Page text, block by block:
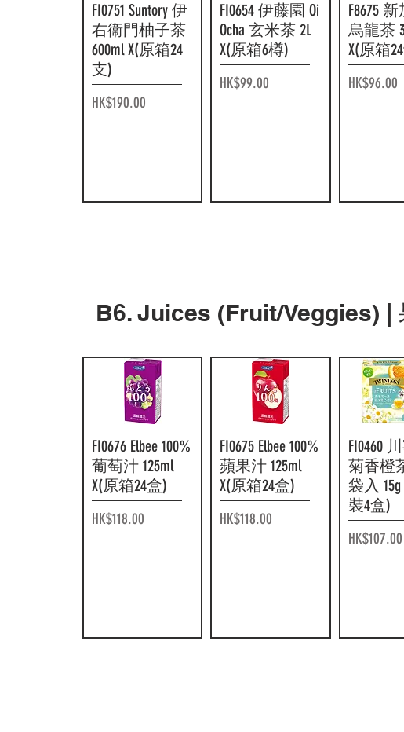
快速瀏覽
FI0751 Suntory 伊
右衞門柚子茶
600ml X(原箱24
支)
價格
HK$190.00
快速瀏覽
FI0654 伊藤園 Oi
Ocha 玄米茶 2L
X(原箱6樽)
價格
HK$99.00
快速
F8675
烏龍茶
X(原箱
價格
HK$96.00
啡因 16 茶 275g
價格
HK$120.00
樂綾鷹精選綠
茶 650ml x (原箱
HK$227.00
後紅茶
(原箱 24
價格
HK$240.00
B6. Juices (Fruit/Veggies) |
快速瀏覽
FI0676 Elbee 100%
葡萄汁 125ml
X(原箱24盒)
價格
HK$118.00
快速瀏覽
FI0675 Elbee 100%
蘋果汁 125ml
X(原箱24盒)
價格
HK$118.00
快速
FI0460
菊香橙
袋入
裝4盒)
價格
HK$107.00